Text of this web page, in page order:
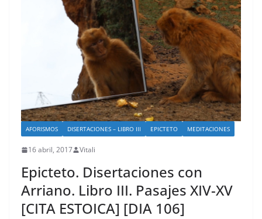
AFORISMOS DISERTACIONES – LIBRO III EPICTETO MEDITACIONES
16 abril, 2017 Vitali
Epicteto. Disertaciones con
Arriano. Libro III. Pasajes XIV-XV
[CITA ESTOICA] [DIA 106]